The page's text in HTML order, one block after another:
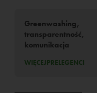
Greenwashing,
transparentność,
komunikacja
WIĘCEJPRELEGENCI